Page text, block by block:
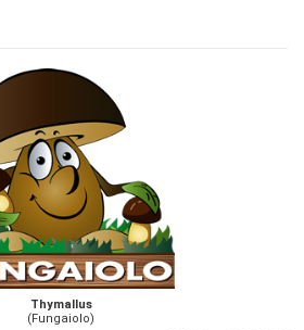
Thymallus
(Fungaiolo)